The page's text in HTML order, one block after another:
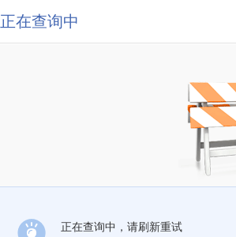
正在查询中
正在查询中，请刷新重试